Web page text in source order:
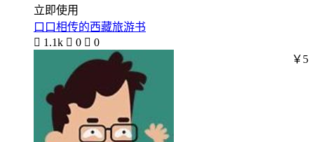
立即使用
口口相传的西藏旅游书
 1.1k  0  0
￥5